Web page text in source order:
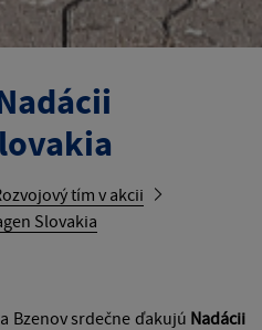
tím v akcii
Slovakia
Bzenov srdečne ďakujú Nadácii